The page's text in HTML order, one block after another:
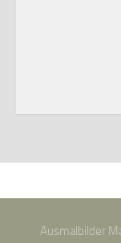
Ausmalbilder